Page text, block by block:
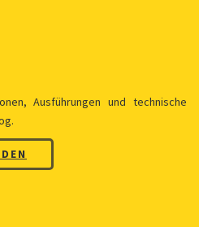
Ausführungen und technische